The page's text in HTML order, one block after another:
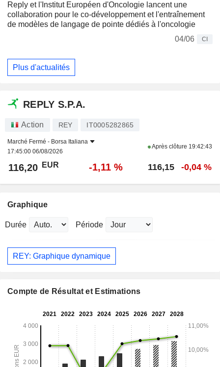
Reply et l'Institut Européen d'Oncologie lancent une
collaboration pour le co-développement et l'entraînement
de modèles de langage de pointe dédiés à l'oncologie
04/06
CI
Plus d'actualités
REPLY S.P.A.
Action REY IT0005282865
Marché Fermé - Borsa Italiana
17:45:00 06/08/2026
Après clôture 19:42:43
116,20 EUR -1,11 % 116,15 -0,04 %
Graphique
Durée Période
REY: Graphique dynamique
Compte de Résultat et Estimations